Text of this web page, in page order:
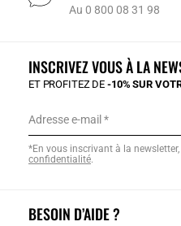
Au 0 800 08 31 98
BESOIN D’AIDE ?
INSCRIVEZ VOUS À LA
ET PROFITEZ DE-10% SUR
Adresse e-mail
*En vous inscrivant à la
confidentialité.